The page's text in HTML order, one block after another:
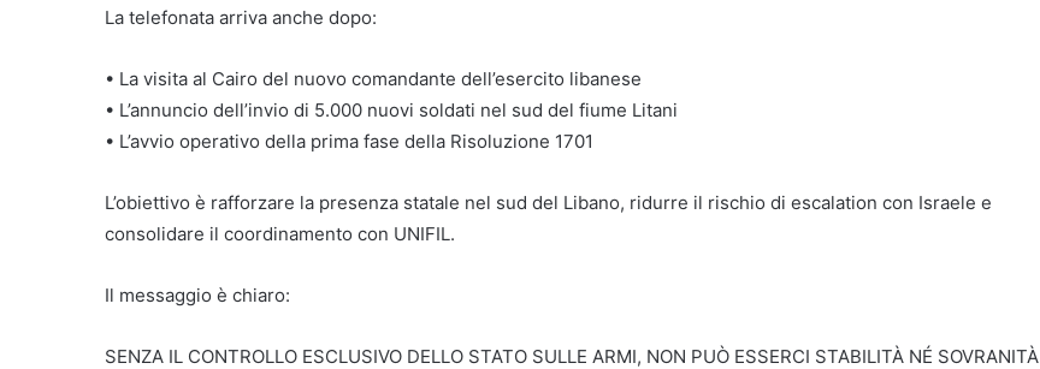
La telefonata arriva anche dopo:
• La visita al Cairo del nuovo comandante dell’esercito libanese
• L’annuncio dell’invio di 5.000 nuovi soldati nel sud del fiume Litani
• L’avvio operativo della prima fase della Risoluzione 1701
L’obiettivo è rafforzare la presenza statale nel sud del Libano, ridurre il rischio di escalation con Israele e
consolidare il coordinamento con UNIFIL.
Il messaggio è chiaro:
SENZA IL CONTROLLO ESCLUSIVO DELLO STATO SULLE ARMI, NON PUÒ ESSERCI STABILITÀ NÉ SOVRANITÀ